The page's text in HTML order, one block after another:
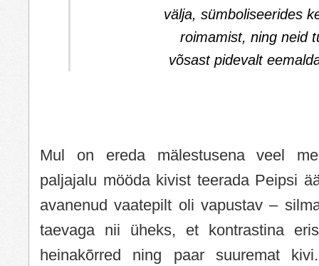
välja, sümboliseerides
roimamist, ning neid
võsast pidevalt
Mul on ereda mälestusena veel
paljajalu mööda kivist teerada Peipsi
avanenud vaatepilt oli vapustav –
taevaga nii üheks, et kontrastina
heinakõrred ning paar suuremat